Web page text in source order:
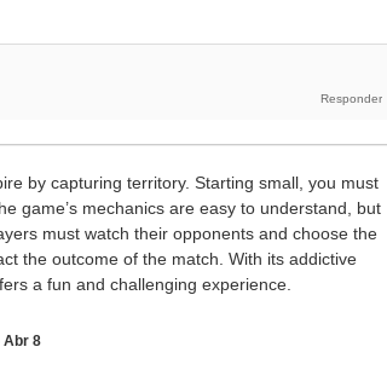
by capturing territory. Starting small, you must
game’s mechanics are easy to understand, but
must watch their opponents and choose the
the outcome of the match. With its addictive
a fun and challenging experience.
Abr 8